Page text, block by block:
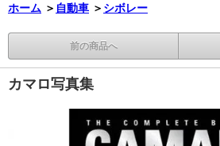
ホーム ＞ 自動車 ＞ シボレー
前の商品へ
カマロ写真集